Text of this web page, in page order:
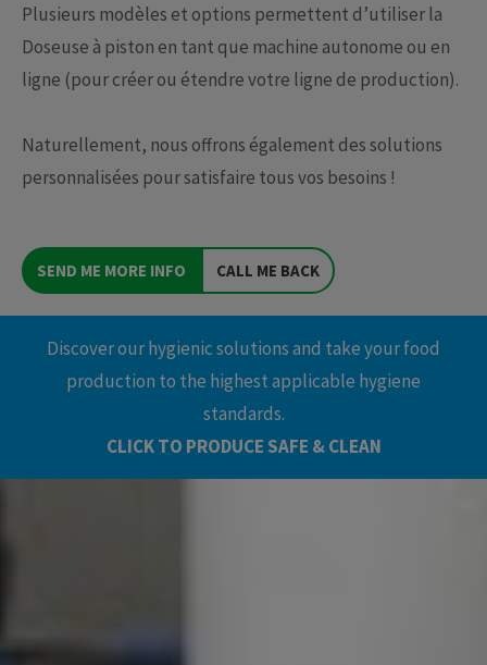
Plusieurs modèles et options permettent d’utiliser la
Doseuse à piston en tant que machine autonome ou en
ligne (pour créer ou étendre votre ligne de production).
Naturellement, nous offrons également des solutions
personnalisées pour satisfaire tous vos besoins !
SEND ME MORE INFO CALL ME BACK
Discover our hygienic solutions and take your food
production to the highest applicable hygiene
standards.
CLICK TO PRODUCE SAFE & CLEAN